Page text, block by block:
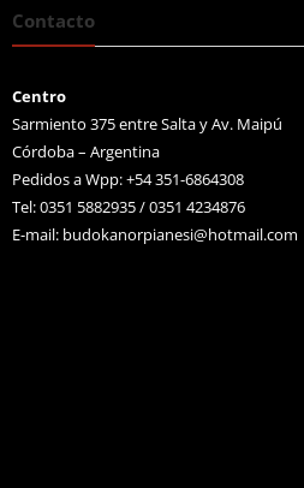
Contacto
Centro
Sarmiento 375 entre Salta y Av. Maipú
Córdoba – Argentina
Pedidos a Wpp: +54 351-6864308
Tel: 0351 5882935 / 0351 4234876
E-mail: budokanorpianesi@hotmail.com